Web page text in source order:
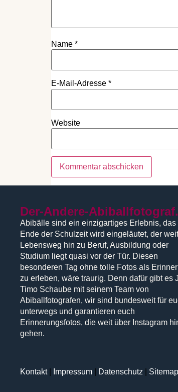
Name *
E-Mail-Adresse *
Website
Der-Andere-
Abibälle sind ein einzigartiges Erlebnis, das
Ende der Schulzeit wird eingeläutet, der
Lebensweg hin zu Beruf, Ausbildung oder
Studium liegt quasi vor der Tür. Diesen
besonderen Tag ohne tolle Fotos als
zu erleben, wäre traurig. Denn dafür gibt es
Timo Schaube mit seinem Team von
Abiballfotografen, wir sind bundesweit für
unterwegs und garantieren euch
Erinnerungsfotos, die weit über Instagram
gehen.
Kontakt| Impressum Datenschutz Sitemap